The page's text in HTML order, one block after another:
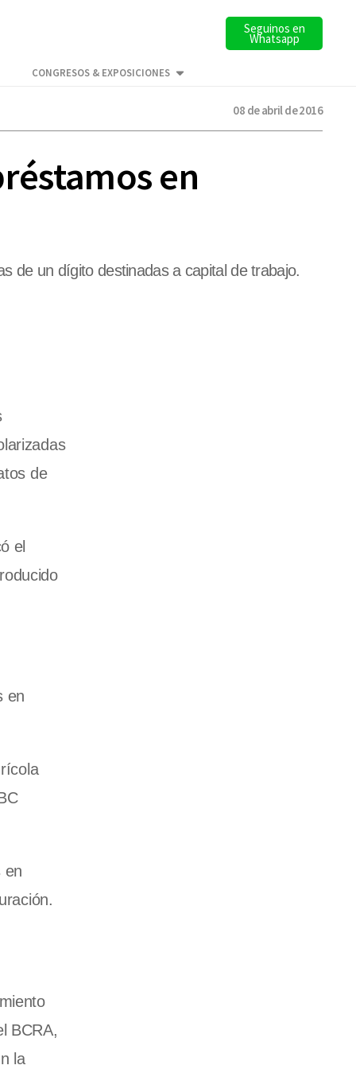
Seguinos en
Whatsapp
CONGRESOS & EXPOSICIONES
08 de abril de 2016
en
de un dígito destinadas a capital de trabajo.
de
el
en
en
BCRA,
la